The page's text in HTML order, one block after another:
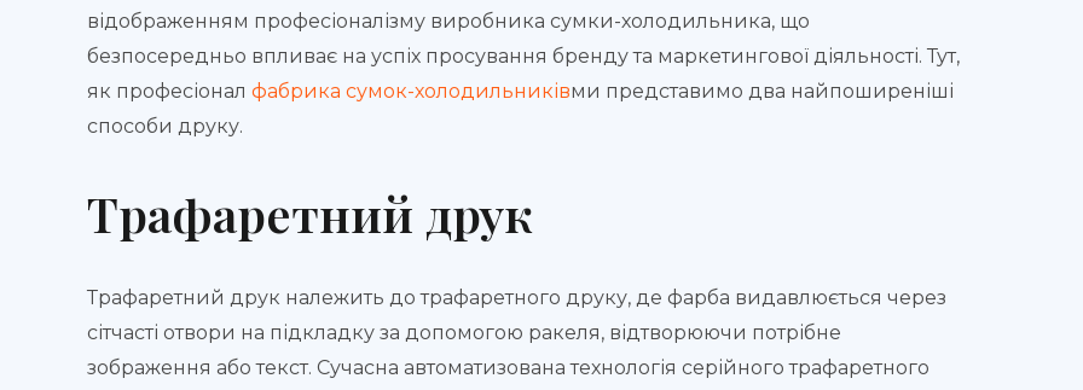
відображенням професіоналізму виробника сумки-холодильника, що
безпосередньо впливає на успіх просування бренду та маркетингової діяльності. Тут,
як професіонал фабрика сумок-холодильниківми представимо два найпоширеніші
способи друку.
Трафаретний друк
Трафаретний друк належить до трафаретного друку, де фарба видавлюється через
сітчасті отвори на підкладку за допомогою ракеля, відтворюючи потрібне
зображення або текст. Сучасна автоматизована технологія серійного трафаретного